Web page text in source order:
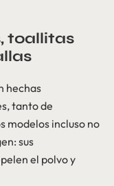
toallitas
hechas
tanto de
modelos incluso no
sus
el polvo y